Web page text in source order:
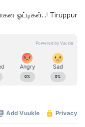
ஓட்டிகள்...! Tiruppur